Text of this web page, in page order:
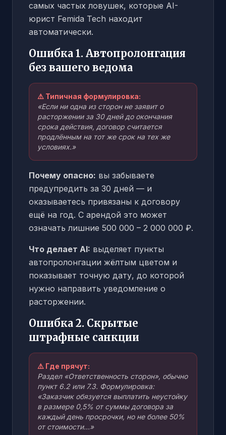
самых частых ловушек, которые AI-
юрист Femida Tech находит
автоматически.
Ошибка 1. Автопролонгация
без вашего ведома
⚠️ Типичная формулировка:
«Если ни одна из сторон не заявит о
расторжении за 30 дней до окончания
срока действия, договор считается
продлённым на тот же срок на тех же
условиях.»
Почему опасно: вы забываете
предупредить за 30 дней — и
оказываетесь привязаны к договору
ещё на год. С арендой это может
означать лишние 500 000 – 2 000 000 ₽.
Что делает AI: выделяет пункты
автопролонгации жёлтым цветом и
показывает точную дату, до которой
нужно направить уведомление о
расторжении.
Ошибка 2. Скрытые
штрафные санкции
⚠️ Где прячут:
Раздел «Ответственность сторон», обычно
пункт 6.2 или 7.3. Формулировка:
«Заказчик обязуется выплатить неустойку
в размере 0,5% от суммы договора за
каждый день просрочки, но не более 50%
от стоимости...»